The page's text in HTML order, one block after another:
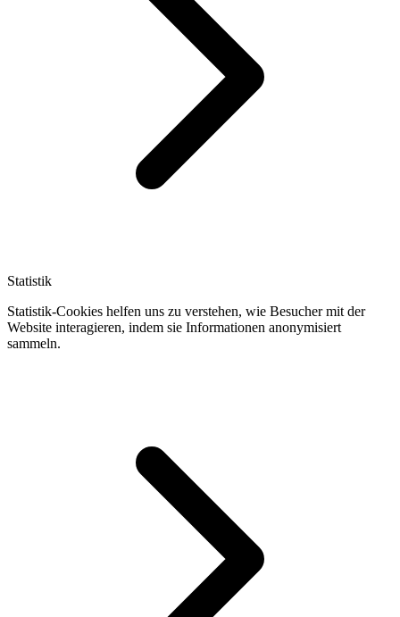
Statistik
Statistik-Cookies helfen uns zu verstehen, wie Besucher mit der
Website interagieren, indem sie Informationen anonymisiert
sammeln.